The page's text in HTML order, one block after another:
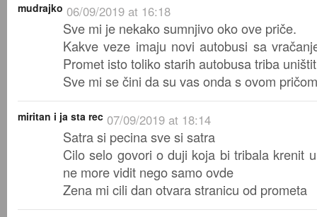
mudrajko 06/09/2019 at 16:18
Sve mi je nekako sumnjivo oko ove priče.
Kakve veze imaju novi autobusi sa
Promet isto toliko starih autobusa triba
Sve mi se čini da su vas onda s ovom
miritan i ja sta rec 07/09/2019 at 18:14
Satra si pecina sve si satra
Cilo selo govori o duji koja bi tribala krenit
ne more vidit nego samo ovde
Zena mi cili dan otvara stranicu od prometa